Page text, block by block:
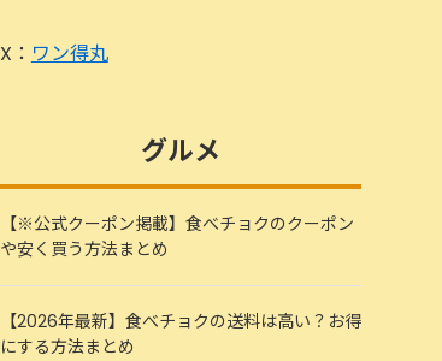
X： ワン得丸
グルメ
【※公式クーポン掲載】食べチョクのクーポン
や安く買う方法まとめ
【2026年最新】食べチョクの送料は高い？お得
にする方法まとめ